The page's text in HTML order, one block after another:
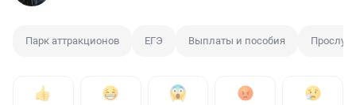
Парк аттракционов ЕГЭ Выплаты и пособия